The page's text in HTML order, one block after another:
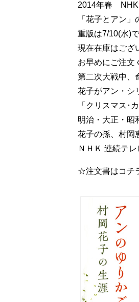
2014年春 NHK
「花子とアン
重版は7/10(水)で
現在在庫はござ
お早めにご注文
第二次大戦中、
花子がアン・シ
「クリスマス･
明治・大正・昭
花子の孫、村岡
ＮＨＫ 連続テレ
☆注文書はコチ